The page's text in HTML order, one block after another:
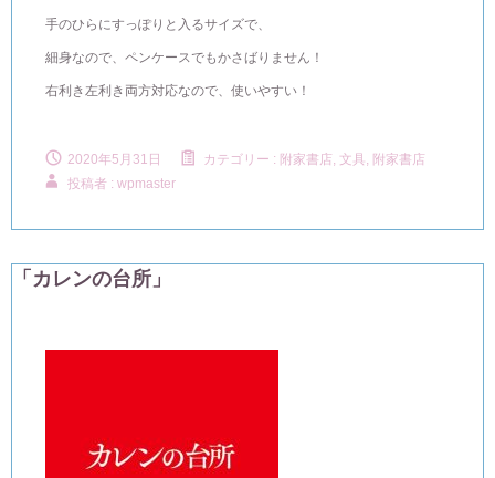
手のひらにすっぽりと入るサイズで、
細身なので、ペンケースでもかさばりません！
右利き左利き両方対応なので、使いやすい！
2020年5月31日 カテゴリー : 附家書店, 文具, 附家書店
投稿者 : wpmaster
「カレンの台所」